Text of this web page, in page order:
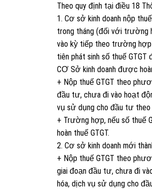
Theo quy định tại điều 18
1. Cơ sở kinh doanh nộp
trong tháng (đối với trường
vào kỳ tiếp theo trường hợp
tiên phát sinh số thuế
CƠ Sở kinh doanh được
+ Nộp thuế GTGT theo
đầu tư, chưa đi vào hoạt
vụ sử dụng cho đầu tư theo
+ Trường hợp, nếu số thuế
hoàn thuế GTGT.
2. Cơ sở kinh doanh mới
+ Nộp thuế GTGT theo
giai đoạn đầu tư, chưa đi
hóa, dịch vụ sử dụng cho